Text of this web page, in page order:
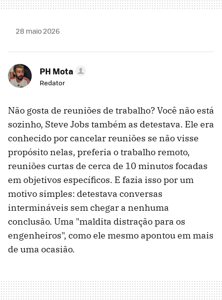
28 maio 2026
PH Mota
Redator
Não gosta de reuniões de trabalho? Você não está
sozinho, Steve Jobs também as detestava. Ele era
conhecido por cancelar reuniões se não visse
propósito nelas, preferia o trabalho remoto,
reuniões curtas de cerca de 10 minutos focadas
em objetivos específicos. E fazia isso por um
motivo simples: detestava conversas
intermináveis ​​sem chegar a nenhuma
conclusão. Uma "maldita distração para os
engenheiros", como ele mesmo apontou em mais
de uma ocasião.